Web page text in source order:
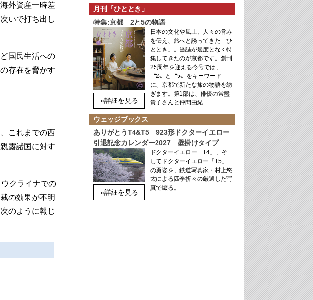
外資産一時差
いで打ち出し
国民生活への
存在を脅かす
これまでの西
露諸国に対す
クライナでの
の効果が不明
のように報じ
月刊「ひととき」
特集:京都 2と5の物語
»詳細を見る
日本の文化や風土、人々の営み
を伝え、旅へと誘ってきた「ひ
ととき」。当誌が幾度となく特
集してきたのが京都です。創刊
25周年を迎える今号では、
〝2〟と〝5〟をキーワード
に、京都で新たな旅の物語を紡
ぎます。第1部は、俳優の常盤
貴子さんと仲間由紀…
ウェッジブックス
ありがとうT4&T5 923形ドクターイエロー
引退記念カレンダー2027 壁掛けタイプ
»詳細を見る
ドクターイエロー「T4」、そ
してドクターイエロー「T5」
の勇姿を、鉄道写真家・村上悠
太による四季折々の厳選した写
真で綴る。